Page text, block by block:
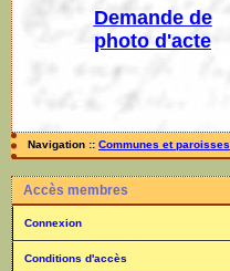
Demande de
photo d'acte
Navigation :: Communes et paroisses
Accès membres
Connexion
Conditions d'accès